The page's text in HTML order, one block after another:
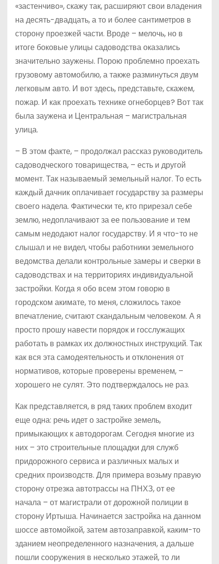
«застенчиво», скажу так, расширяют свои владения
на десять-двадцать, а то и более сантиметров в
сторону проезжей части. Вроде – мелочь, но в
итоге боковые улицы садоводства оказались
значительно заужены. Порою проблемно проехать
грузовому автомобилю, а также разминуться двум
легковым авто. И вот здесь, представьте, скажем,
пожар. И как проехать технике огнеборцев? Вот так
была заужена и Центральная – магистральная
улица.
– В этом факте, – продолжал рассказ руководитель
садоводческого товарищества, – есть и другой
момент. Так называемый земельный налог. То есть
каждый дачник оплачивает государству за размеры
своего надела. Фактически те, кто прирезал себе
землю, недоплачивают за ее пользование и тем
самым недодают налог государству. И я что-то не
слышал и не видел, чтобы работники земельного
ведомства делали контрольные замеры и сверки в
садоводствах и на территориях индивидуальной
застройки. Когда я обо всем этом говорю в
городском акимате, то меня, сложилось такое
впечатление, считают скандальным человеком. А я
просто прошу навести порядок и госслужащих
работать в рамках их должностных инструкций. Так
как вся эта самодеятельность и отклонения от
нормативов, которые проверены временем, –
хорошего не сулят. Это подтверждалось не раз.
Как представляется, в ряд таких проблем входит
еще одна: речь идет о застройке земель,
примыкающих к автодорогам. Сегодня многие из
них – это строительные площадки для служб
придорожного сервиса и различных малых и
средних производств. Для примера возьму правую
сторону отрезка автотрассы на ПНХЗ, от ее
начала – от магистрали от дорожной полиции в
сторону Иртыша. Начинается застройка на данном
шоссе автомойкой, затем автозаправкой, каким-то
зданием неопределенного назначения, а дальше
пошли сооружения в несколько этажей, то ли